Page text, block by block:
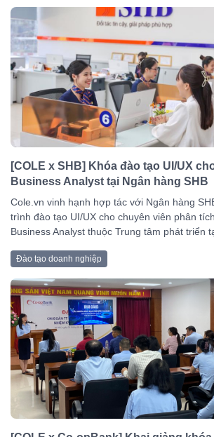
[COLE x SHB] Khóa đào tạo UI/UX
Business Analyst tại Ngân hàng SHB
Cole.vn vinh hạnh hợp tác với Ngân hàng
trình đào tạo UI/UX cho chuyên viên phân
Business Analyst thuộc Trung tâm phát triển
Đào tạo doanh nghiệp